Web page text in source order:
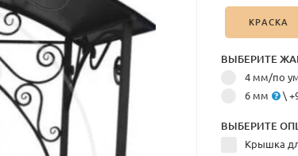
КРАСКА
ВЫБЕРИТЕ
4 мм/по
6 мм
\
ВЫБЕРИТЕ
Крышка